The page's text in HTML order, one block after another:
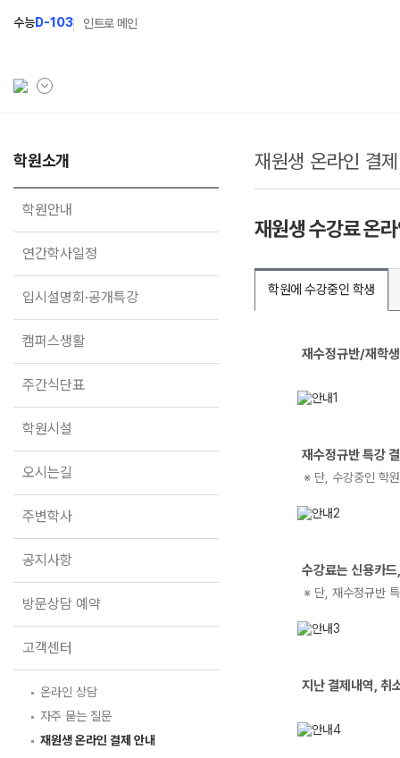
수능D-103 인트로 메인
학원소개
학원안내
연간학사일정
캠퍼스생활
주간식단표
학원시설
오시는길
주변학사
공지사항
방문상담 예약
고객센터
재원생 온라인 결제 안내
단과 온라인 결제 안내
마이페이지 안내
N Class
2027 N수 정규반
2027 파이널 정규반
N
2027 반수반
학원소개
학원안내
연간학사일정
입시설명회·공개특강
캠퍼스생활
주간식단표
학원시설
오시는길
주변학사
공지사항
방문상담 예약
고객센터
온라인 상담
자주 묻는 질문
재원생 온라인 결제 안내
재원생 온라인 결
재원생 수강료 온
학원에 수강중인 학생
재수정규반/재학
재수정규반 특강
※ 단, 수강중인 학
수강료는 신용카
※ 단, 재수정규반
지난 결제내역, 취